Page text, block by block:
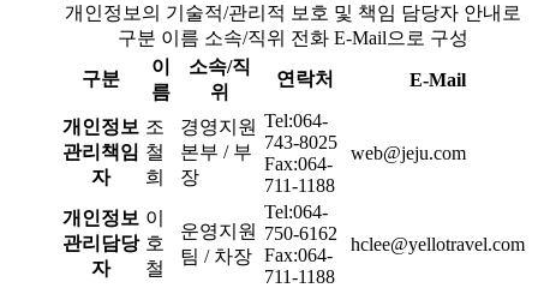
개인정보의 기술적/관리적 보호 및 책임 담당자 안내로
구분 이름 소속/직위 전화 E-Mail으로 구성
구분
이
름
소속/직
위
연락처 E-Mail
개인정보
관리책임
자
조
철
희
경영지원
본부 / 부
장
Tel:064-
743-8025
Fax:064-
711-1188
web@jeju.com
개인정보
관리담당
자
이
호
철
운영지원
팀 / 차장
Tel:064-
750-6162
Fax:064-
711-1188
hclee@yellotravel.com